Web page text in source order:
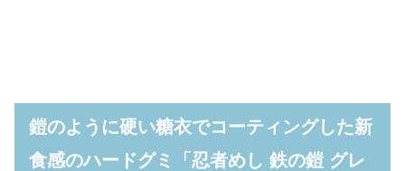
鎧のように硬い糖衣でコーティングした新
食感のハードグミ「忍者めし 鉄の鎧 グレ